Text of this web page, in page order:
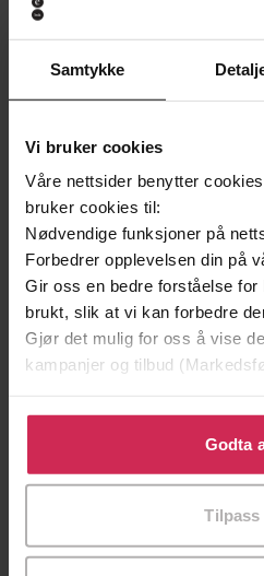
Samtykke
Vi bruker cookies
Våre nettsider benytter
bruker cookies til:
Nødvendige funksjoner på
Forbedrer opplevelsen din på
Gir oss en bedre forståelse
brukt, slik at vi kan forbedre
Gjør det mulig for oss å vise
kampanjer og tilbud
Klikk på «Godta alle» for å gi
bruke cookies for alle disse
tilpasse ditt samtykke til
Godta
Tilpass
Andre har også kjøpt
Vinner av Rivertonprisen
129,-
Jo Nesbø